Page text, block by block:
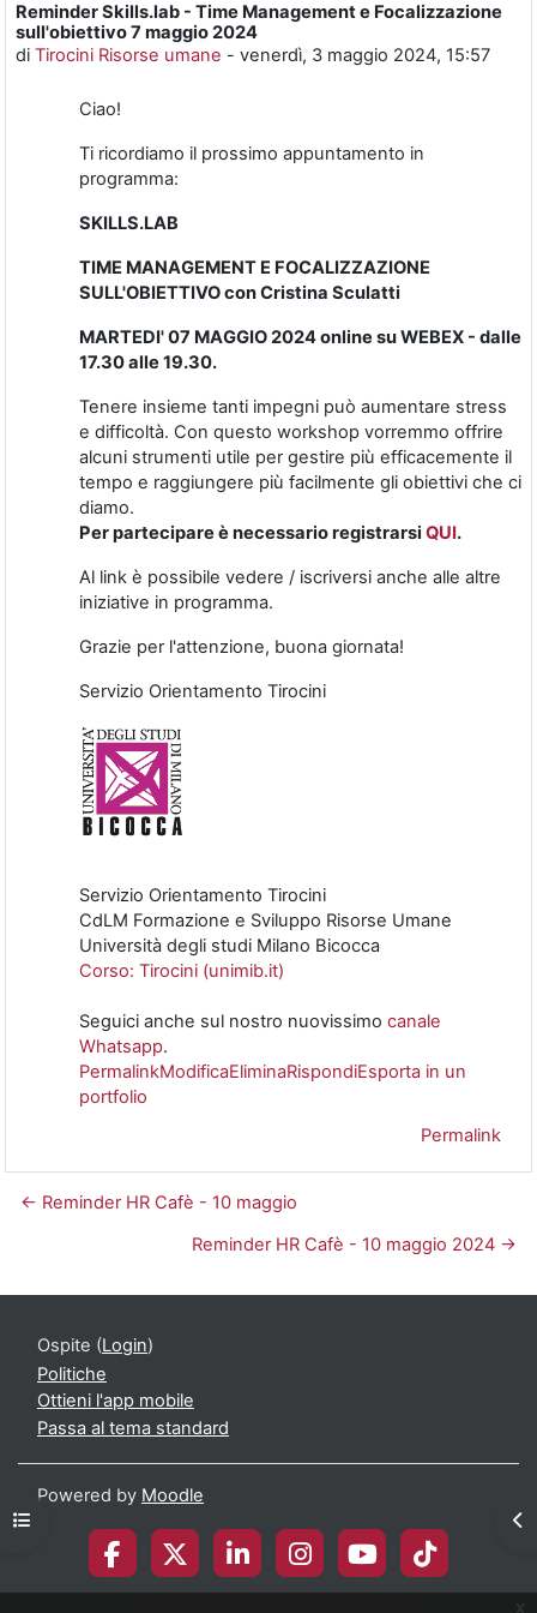
x
Apri indice del corso
Reminder Skills.lab - Time Management e Focalizzazione
sull'obiettivo 7 maggio 2024
di Tirocini Risorse umane - venerdì, 3 maggio 2024, 15:57
Numero di risposte: 0
Ciao!
Ti ricordiamo il prossimo appuntamento in
programma:
SKILLS.LAB
TIME MANAGEMENT E FOCALIZZAZIONE
SULL'OBIETTIVO con Cristina Sculatti
MARTEDI' 07 MAGGIO 2024 online su WEBEX - dalle
17.30 alle 19.30.
Tenere insieme tanti impegni può aumentare stress
e difficoltà. Con questo workshop vorremmo offrire
alcuni strumenti utile per gestire più efficacemente il
tempo e raggiungere più facilmente gli obiettivi che ci
diamo.
Per partecipare è necessario registrarsi QUI.
Al link è possibile vedere / iscriversi anche alle altre
iniziative in programma.
Grazie per l'attenzione, buona giornata!
Servizio Orientamento Tirocini
Servizio Orientamento Tirocini
CdLM Formazione e Sviluppo Risorse Umane
Università degli studi Milano Bicocca
Corso: Tirocini (unimib.it)
Seguici anche sul nostro nuovissimo canale
Whatsapp.
PermalinkModificaEliminaRispondiEsporta in un
portfolio
Permalink
← Reminder HR Cafè - 10 maggio
Reminder HR Cafè - 10 maggio 2024 →
Ospite (Login)
Politiche
Ottieni l'app mobile
Passa al tema standard
Powered by Moodle